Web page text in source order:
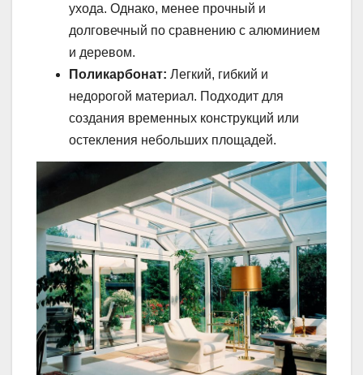
ухода. Однако, менее прочный и
долговечный по сравнению с алюминием
и деревом.
Поликарбонат: Легкий, гибкий и
недорогой материал. Подходит для
создания временных конструкций или
остекления небольших площадей.